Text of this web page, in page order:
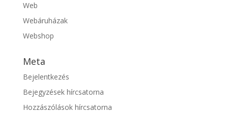
Web
Webáruházak
Webshop
Meta
Bejelentkezés
Bejegyzések hírcsatorna
Hozzászólások hírcsatorna